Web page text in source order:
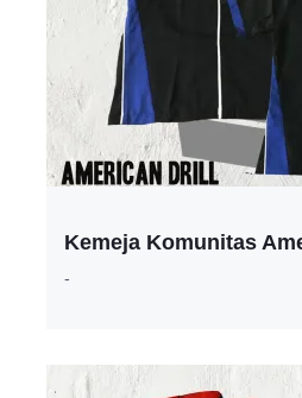
Kemeja Komunitas
-